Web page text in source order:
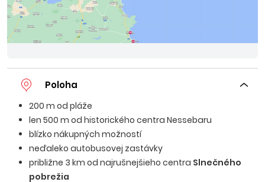
Poloha
200 m od pláže
len 500 m od historického centra Nessebaru
blízko nákupných možností
neďaleko autobusovej zastávky
približne 3 km od najrušnejšieho centra Slnečného
pobrežia